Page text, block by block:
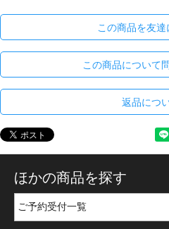
この商品を友達
この商品について
返品につ
ほかの商品を探す